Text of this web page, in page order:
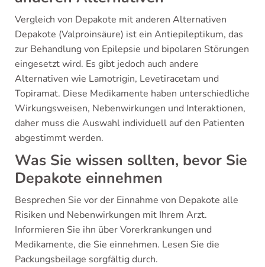
Vergleich von Depakote mit anderen Alternativen
Depakote (Valproinsäure) ist ein Antiepileptikum, das
zur Behandlung von Epilepsie und bipolaren Störungen
eingesetzt wird. Es gibt jedoch auch andere
Alternativen wie Lamotrigin, Levetiracetam und
Topiramat. Diese Medikamente haben unterschiedliche
Wirkungsweisen, Nebenwirkungen und Interaktionen,
daher muss die Auswahl individuell auf den Patienten
abgestimmt werden.
Was Sie wissen sollten, bevor Sie
Depakote einnehmen
Besprechen Sie vor der Einnahme von Depakote alle
Risiken und Nebenwirkungen mit Ihrem Arzt.
Informieren Sie ihn über Vorerkrankungen und
Medikamente, die Sie einnehmen. Lesen Sie die
Packungsbeilage sorgfältig durch.